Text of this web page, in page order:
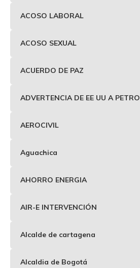
ACOSO LABORAL
ACOSO SEXUAL
ACUERDO DE PAZ
ADVERTENCIA DE EE UU A PETRO
AEROCIVIL
Aguachica
AHORRO ENERGIA
AIR-E INTERVENCIÓN
Alcalde de cartagena
Alcaldia de Bogotá